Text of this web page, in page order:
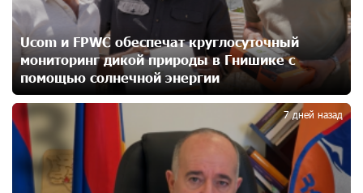
Ереванян, 3/47
17 дней назад
До 25% idcoin-ов при покупке авиабилетов Flyone:
Idram&IDBank
20 дней назад
Ucom и Microsoft Innovation Center помогают
школьникам развивать навыки кибербезопасности
21 дней назад
Ucom и FPWC обеспечат круглосуточный
мониторинг дикой природы в Гнишике с
помощью солнечной энергии
7 дней назад
3